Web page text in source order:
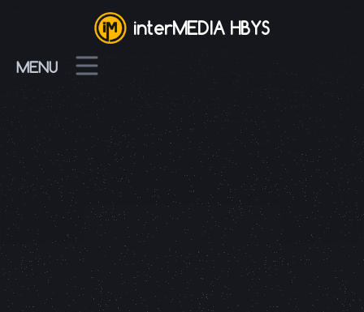
interMEDIA HBYS
MENU